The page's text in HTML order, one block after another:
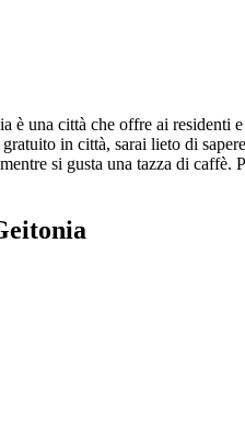
è una città che offre ai
in città, sarai lieto di
si gusta una tazza di